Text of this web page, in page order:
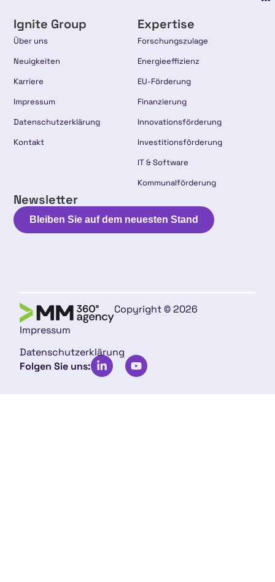
Ignite Group
Über uns
Neuigkeiten
Karriere
Impressum
Datenschutzerklärung
Kontakt
Expertise
Forschungszulage
Energieeffizienz
EU-Förderung
Finanzierung
Innovationsförderung
Investitionsförderung
IT & Software
Kommunalförderung
Newsletter
Bleiben Sie auf dem neuesten Stand
Copyright © 2026
Impressum
Datenschutzerklärung
Folgen Sie uns: